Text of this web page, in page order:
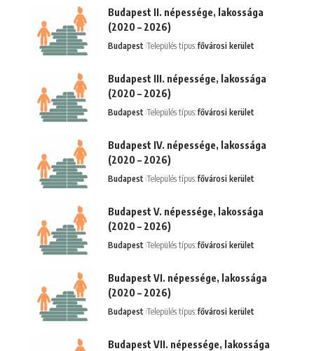
Budapest II. népessége, lakossága
(2020 – 2026)
Budapest Település típus:fővárosi kerület
Budapest III. népessége, lakossága
(2020 – 2026)
Budapest Település típus:fővárosi kerület
Budapest IV. népessége, lakossága
(2020 – 2026)
Budapest Település típus:fővárosi kerület
Budapest V. népessége, lakossága
(2020 – 2026)
Budapest Település típus:fővárosi kerület
Budapest VI. népessége, lakossága
(2020 – 2026)
Budapest Település típus:fővárosi kerület
Budapest VII. népessége, lakossága